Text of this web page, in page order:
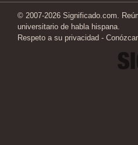
© 2007-2026 Significado.com.
universitario de habla hispana.
Respeto a su privacidad -